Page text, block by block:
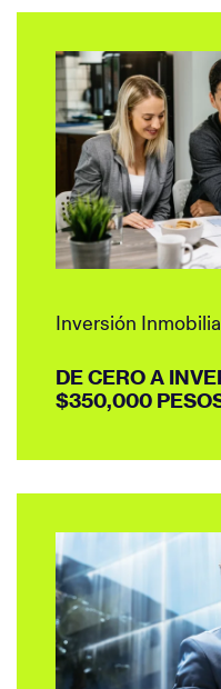
Inversión
DE CERO A
$350,000